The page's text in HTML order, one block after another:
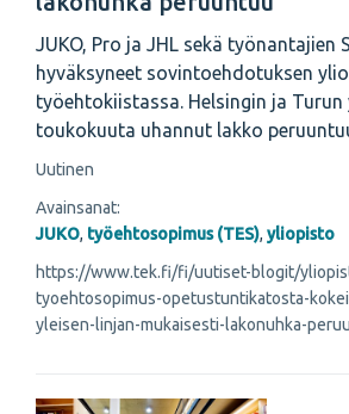
JUKO, Pro ja JHL sekä työnantajien
hyväksyneet sovintoehdotuksen
työehtokiistassa. Helsingin ja
toukokuuta uhannut lakko
Uutinen
Avainsanat:
JUKO, työehtosopimus (TES), yliopisto
https://www.tek.fi/fi/uutiset-blogit/
tyoehtosopimus-opetustuntikatosta-
yleisen-linjan-mukaisesti-lakonuhka-